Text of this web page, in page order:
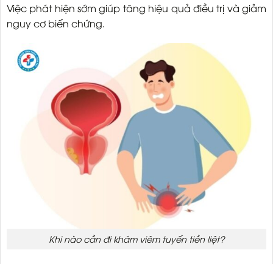
Việc phát hiện sớm giúp tăng hiệu quả điều trị và giảm
nguy cơ biến chứng.
Khi nào cần đi khám viêm tuyến tiền liệt?